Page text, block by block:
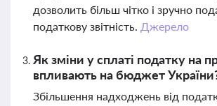
дозволить більш чітко і зручно
податкову звітність. Джерело
Як зміни у сплаті податку на
впливають на бюджет
Збільшення надходжень від